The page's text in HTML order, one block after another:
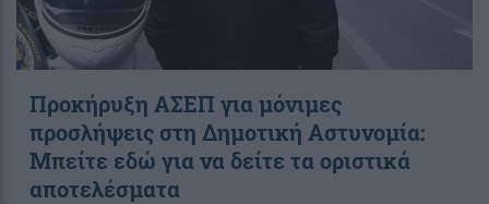
Προκήρυξη ΑΣΕΠ για μόνιμες
προσλήψεις στη Δημοτική Αστυνομία:
Μπείτε εδώ για να δείτε τα οριστικά
αποτελέσματα